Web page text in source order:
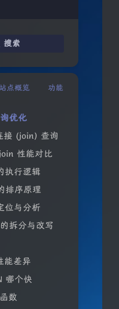
搜索
站点概览 功能
优化
接 (join) 查询
性能对比
执行逻辑
排序原理
位与分析
拆分与改写
能差异
哪个快
数